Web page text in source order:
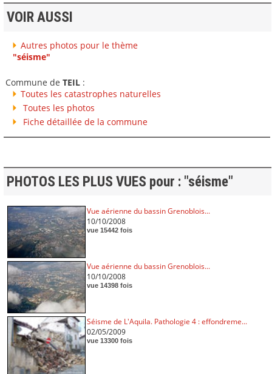
VOIR AUSSI
Autres photos pour le thème
"séisme"
Commune de TEIL:
Toutes les catastrophes naturelles
Toutes les photos
Fiche détaillée de la commune
PHOTOS LES PLUS VUES pour : "séisme"
Vue aérienne du bassin Grenoblois...
10/10/2008
vue 15442 fois
Vue aérienne du bassin Grenoblois...
10/10/2008
vue 14398 fois
Séisme de L'Aquila. Pathologie 4 : effondreme...
02/05/2009
vue 13300 fois